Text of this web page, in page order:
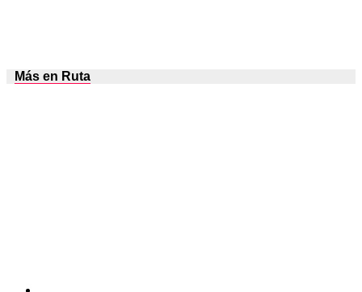
Más en Ruta